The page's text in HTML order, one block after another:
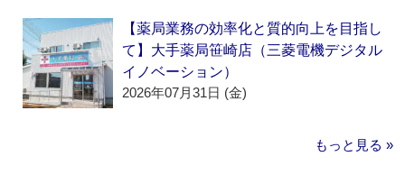
【薬局業務の効率化と質的向上を目指し
て】大手薬局笹崎店（三菱電機デジタル
イノベーション）
2026年07月31日 (金)
もっと見る »